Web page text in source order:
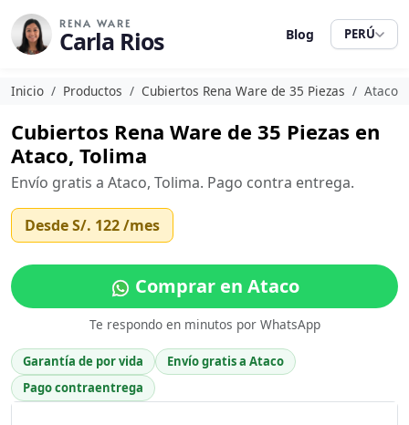
RENA WARE
Carla Rios Blog PERÚ
Inicio Productos Cubiertos Rena Ware de 35 Piezas Ataco
Cubiertos Rena Ware de 35 Piezas en
Ataco, Tolima
Envío gratis a Ataco, Tolima. Pago contra entrega.
DesdeS/. 122/mes
Comprar en Ataco
Te respondo en minutos por WhatsApp
Garantía de por vida
Envío gratis a Ataco
Pago contraentrega